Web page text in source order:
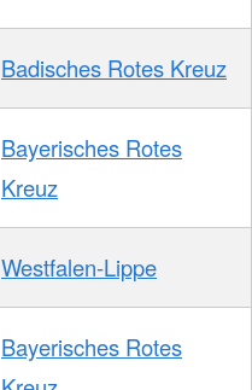
Badisches Rotes Kreuz
Bayerisches Rotes
Kreuz
Westfalen-Lippe
Bayerisches Rotes